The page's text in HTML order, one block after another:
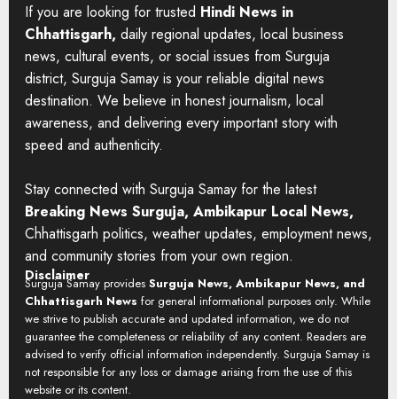
If you are looking for trusted Hindi News in
Chhattisgarh, daily regional updates, local business
news, cultural events, or social issues from Surguja
district, Surguja Samay is your reliable digital news
destination. We believe in honest journalism, local
awareness, and delivering every important story with
speed and authenticity.
Stay connected with Surguja Samay for the latest
Breaking News Surguja, Ambikapur Local News,
Chhattisgarh politics, weather updates, employment news,
and community stories from your own region.
Disclaimer
Surguja Samay provides Surguja News, Ambikapur News, and
Chhattisgarh News for general informational purposes only. While
we strive to publish accurate and updated information, we do not
guarantee the completeness or reliability of any content. Readers are
advised to verify official information independently. Surguja Samay is
not responsible for any loss or damage arising from the use of this
website or its content.